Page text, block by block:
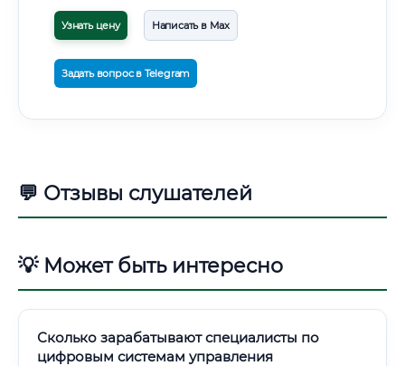
Узнать цену Написать в Max
Задать вопрос в Telegram
💬 Отзывы слушателей
💡 Может быть интересно
Сколько зарабатывают специалисты по
цифровым системам управления